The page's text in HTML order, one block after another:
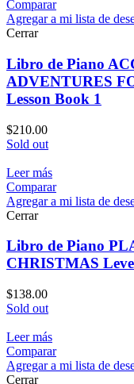
Comparar
Agregar a mi lista de
Cerrar
Libro de Piano
ADVENTURES
Lesson Book 1
$210.00
Sold out
Leer más
Comparar
Agregar a mi lista de
Cerrar
Libro de Piano
CHRISTMAS
$138.00
Sold out
Leer más
Comparar
Agregar a mi lista de
Cerrar